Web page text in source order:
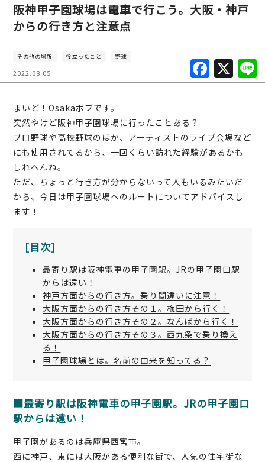
阪神甲子園球場は電車で行こう。大阪・神戸
からの行き方と注意点
F
a
b
o
o
k
X
その他の場所 役立ったこと 野球
2022.08.05
まいど！Osakaボブです。
突然やけど阪神甲子園球場に行ったことある？
プロ野球や高校野球のほか、アーティストのライブ会場など
にも使用されてるから、一回くらい訪れた経験があるかも
しれへんね。
ただ、ちょっと行き方が分からないって人もいるみたいだ
から、今日は甲子園球場へのルートについてアドバイスし
ます！
［目次］
最寄り駅は阪神電車の甲子園駅。JRの甲子園口駅
からは遠い！
神戸方面からの行き方。乗り間違いに注意！
大阪方面からの行き方その１。梅田から行く！
大阪方面からの行き方その２。なんばから行く！
大阪方面からの行き方その３。西九条で乗り換え
る！
甲子園球場とは。名前の由来を知ってる？
■最寄り駅は阪神電車の甲子園駅。JRの甲子園口
駅からは遠い！
甲子園があるのは兵庫県西宮市。
西に神戸、東には大阪がある便利な街で、人気の住宅街な